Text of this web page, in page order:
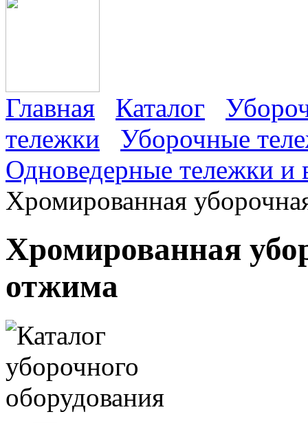
Главная Каталог
тележки
Уборочные
Одноведерные тележки и
Хромированная
Хромированная
отжима